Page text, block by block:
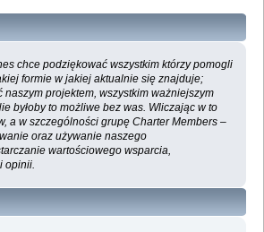
chce podziękować wszystkim którzy pomogli
formie w jakiej aktualnie się znajduje;
naszym projektem, wszystkim ważniejszym
byłoby to możliwe bez was. Wliczając w to
a w szczególności grupę Charter Members –
oraz używanie naszego
wartościowego wsparcia,
opinii.